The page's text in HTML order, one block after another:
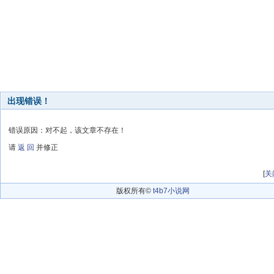
出现错误！
错误原因：对不起，该文章不存在！
请 返 回 并修正
[关
版权所有© t4b7小说网